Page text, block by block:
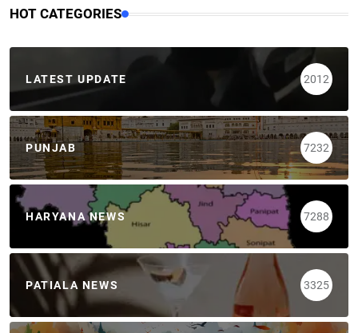
HOT CATEGORIES
LATEST UPDATE 2012
PUNJAB 7232
HARYANA NEWS 7288
PATIALA NEWS 3325